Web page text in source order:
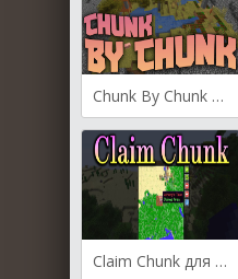
Chunk By Chunk для Майнкрафт [1.20.4, 1.20.2, 1.20.1]
Claim Chunk для Майнкрафт [1.20.1, 1.20, 1.19.4]